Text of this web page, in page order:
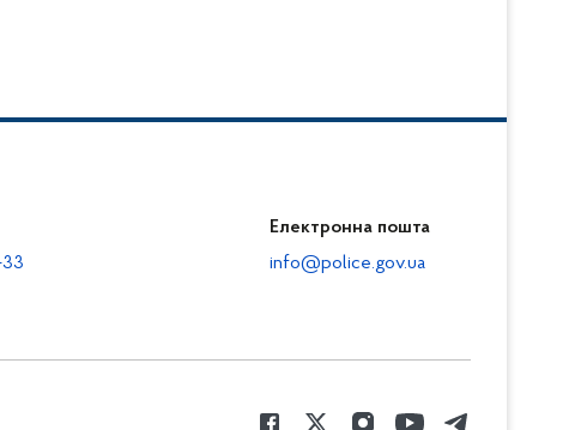
Електронна пошта
info@police.gov.ua